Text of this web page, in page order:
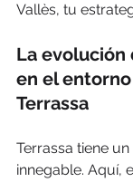
Vallès, tu
La evolución
en el
Terrassa
Terrassa tiene
innegable. Aquí,